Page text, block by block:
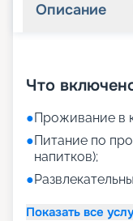
Описание
Что
●Проживание в
●Питание по
напитков);
●
Показать все